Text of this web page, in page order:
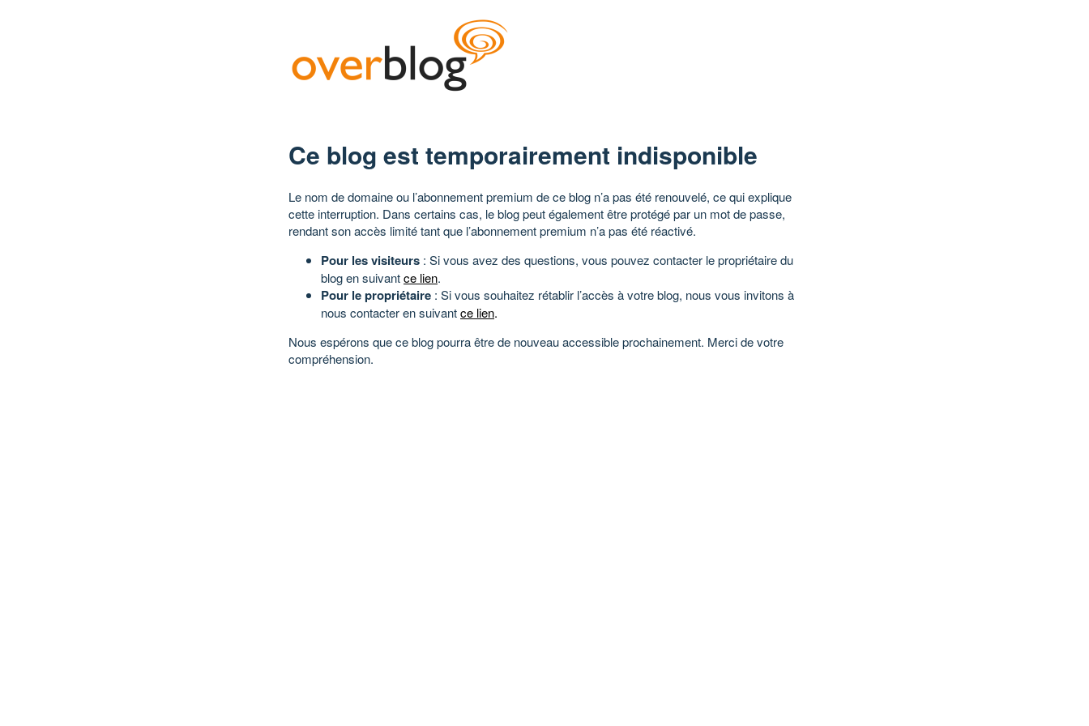
Ce blog est temporairement indisponible
Le nom de domaine ou l’abonnement premium de ce blog n’a pas été renouvelé, ce qui explique
cette interruption. Dans certains cas, le blog peut également être protégé par un mot de passe,
rendant son accès limité tant que l’abonnement premium n’a pas été réactivé.
Pour les visiteurs : Si vous avez des questions, vous pouvez contacter le propriétaire du
blog en suivantce lien.
Pour le propriétaire : Si vous souhaitez rétablir l’accès à votre blog, nous vous invitons à
nous contacter en suivantce lien.
Nous espérons que ce blog pourra être de nouveau accessible prochainement. Merci de votre
compréhension.